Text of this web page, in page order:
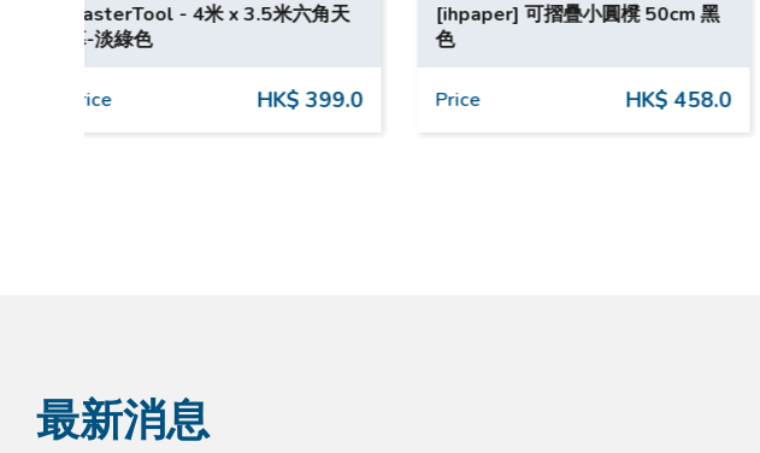
[ihpaper] 可摺疊小圓櫈 50cm 黑
色
Price HK$ 458.0
A3 海報框 | JMSTUDIO
Price HK$ 150.0
最新消息